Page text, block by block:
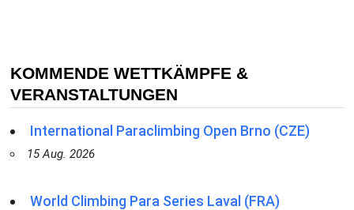
KOMMENDE WETTKÄMPFE &
VERANSTALTUNGEN
International Paraclimbing Open Brno (CZE)
15 Aug. 2026
World Climbing Para Series Laval (FRA)